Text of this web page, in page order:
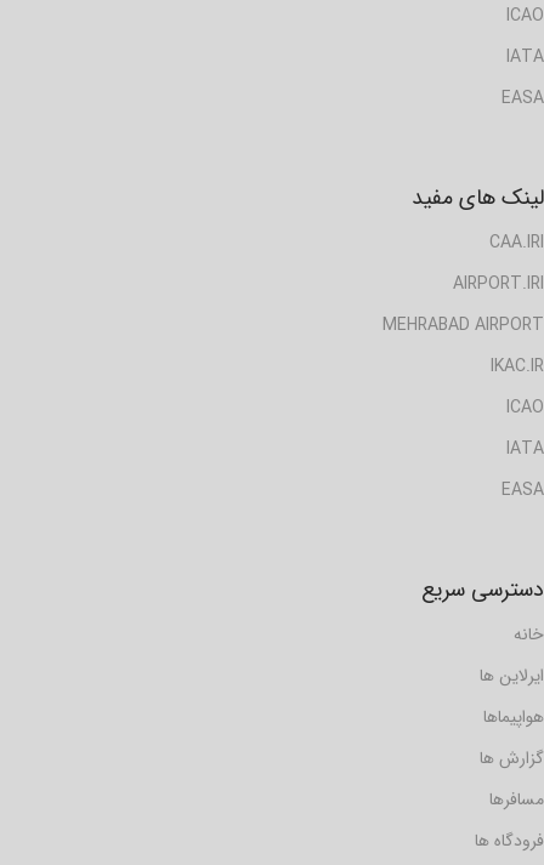
ICAO
IATA
EASA
لینک های مفید
CAA.IRI
AIRPORT.IRI
MEHRABAD AIRPORT
IKAC.IR
ICAO
IATA
EASA
دسترسی سریع
خانه
ایرلاین ها
هواپیماها
گزارش ها
مسافرها
فرودگاه ها